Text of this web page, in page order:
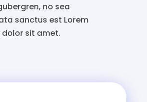
no sea
sanctus est Lorem
dolor sit amet.